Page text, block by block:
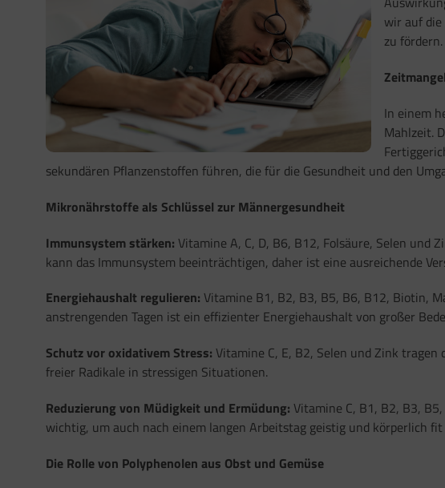
wir auf
zu fördern.
In einem
Mahlzeit.
sekundären Pflanzenstoffen führen, die für die Gesundheit und den
Mikronährstoffe als Schlüssel zur Männergesundheit
Immunsystem stärken: Vitamine A, C, D, B6, B12, Folsäure, Selen
kann das Immunsystem beeinträchtigen, daher ist eine ausreichende
Energiehaushalt regulieren: Vitamine B1, B2, B3, B5, B6, B12, Biotin,
anstrengenden Tagen ist ein effizienter Energiehaushalt von großer
Schutz vor oxidativem Stress: Vitamine C, E, B2, Selen und Zink
freier Radikale in stressigen Situationen.
Reduzierung von Müdigkeit und Ermüdung: Vitamine C, B1, B2, B3,
wichtig, um auch nach einem langen Arbeitstag geistig und körperlich fit
Die Rolle von Polyphenolen aus Obst und Gemüse